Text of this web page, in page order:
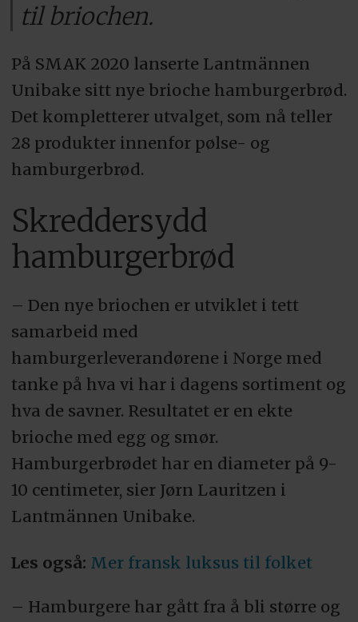
til briochen.
På SMAK 2020 lanserte Lantmännen
Unibake sitt nye brioche hamburgerbrød.
Det kompletterer utvalget, som nå teller
28 produkter innenfor pølse- og
hamburgerbrød.
Skreddersydd
hamburgerbrød
– Den nye briochen er utviklet i tett
samarbeid med
hamburgerleverandørene i Norge med
tanke på hva vi har i dagens sortiment og
hva de savner. Resultatet er en ekte
brioche med egg og smør.
Hamburgerbrødet har en diameter på 9-
10 centimeter, sier Jørn Lauritzen i
Lantmännen Unibake.
Les også: Mer fransk luksus til folket
– Hamburgere har gått fra å bli større og